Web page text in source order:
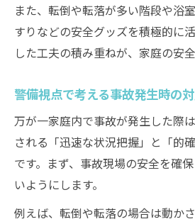
また、転倒や転落が多い階段や浴
すりなどの安全グッズを積極的に
した工夫の積み重ねが、家庭の安
警備視点で考える事故発生時の
万が一家庭内で事故が発生した際
される「迅速な状況把握」と「的
です。まず、事故現場の安全を確
いようにします。
例えば、転倒や転落の場合は動か